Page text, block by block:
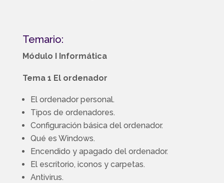
Temario:
Módulo I Informática
Tema 1 El ordenador
El ordenador personal.
Tipos de ordenadores.
Configuración básica del ordenador.
Qué es Windows.
Encendido y apagado del ordenador.
El escritorio, iconos y carpetas.
Antivirus.